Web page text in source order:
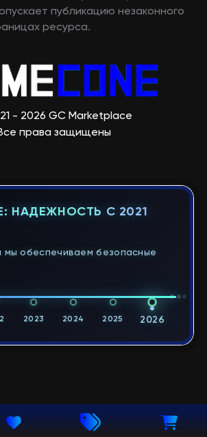
публикацию незаконного
ресурса.
- 2026 GC Marketplace
права защищены
НАДЕЖНОСТЬ С 2021
мы обеспечиваем безопасные
2023 2024 2025 2026